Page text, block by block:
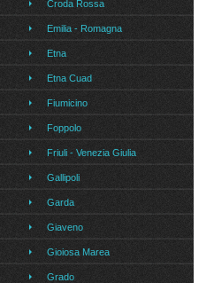
Croda Rossa
Emilia - Romagna
Etna
Etna Cuad
Fiumicino
Foppolo
Friuli - Venezia Giulia
Gallipoli
Garda
Giaveno
Gioiosa Marea
Grado